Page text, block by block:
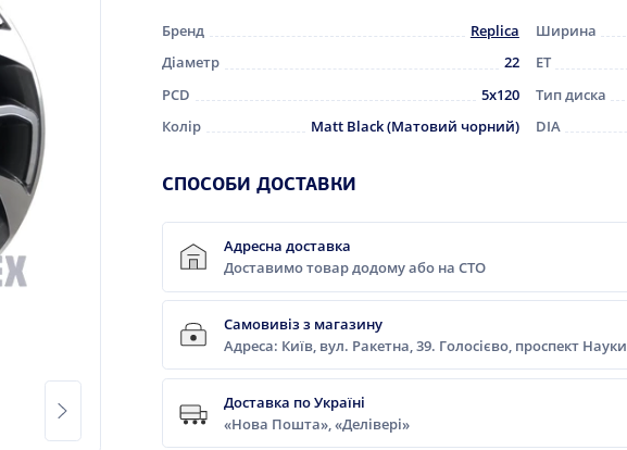
Бренд Replica Ширина
Діаметр
22 ET
PCD
5x120 Тип диска
Колір
Matt Black (Матовий чорний) DIA
СПОСОБИ ДОСТАВКИ
Адресна доставка
Доставимо товар додому або на СТО
Самовивіз з магазину
Адреса: Київ, вул. Ракетна, 39. Голосієво, проспект Науки
Доставка по Україні
«Нова Пошта», «Делівері»